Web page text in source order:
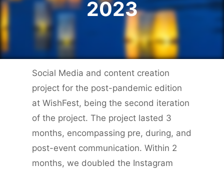
2023
Social Media and content creation
project for the post-pandemic edition
at WishFest, being the second iteration
of the project. The project lasted 3
months, encompassing pre, during, and
post-event communication. Within 2
months, we doubled the Instagram